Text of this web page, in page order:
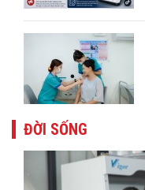
ĐỜI SỐNG